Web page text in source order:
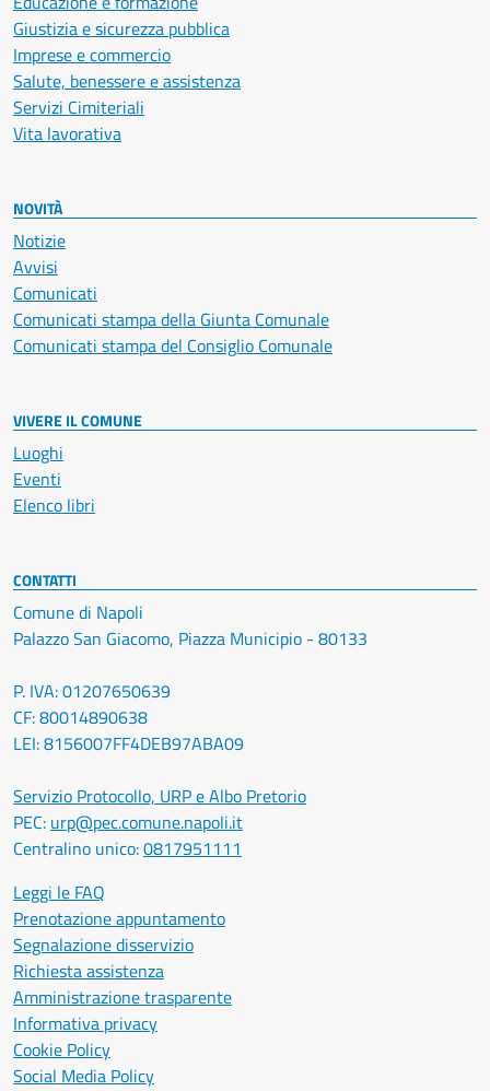
Giustizia e sicurezza pubblica
Imprese e commercio
Salute, benessere e assistenza
Servizi Cimiteriali
Vita lavorativa
NOVITÀ
Notizie
Avvisi
Comunicati
Comunicati stampa della Giunta Comunale
Comunicati stampa del Consiglio Comunale
VIVERE IL COMUNE
Luoghi
Eventi
Elenco libri
CONTATTI
Comune di Napoli
Palazzo San Giacomo, Piazza Municipio - 80133
P. IVA: 01207650639
CF: 80014890638
LEI: 8156007FF4DEB97ABA09
Servizio Protocollo, URP e Albo Pretorio
PEC: urp@pec.comune.napoli.it
Centralino unico:0817951111
Leggi le FAQ
Prenotazione appuntamento
Segnalazione disservizio
Richiesta assistenza
Amministrazione trasparente
Informativa privacy
Cookie Policy
Social Media Policy